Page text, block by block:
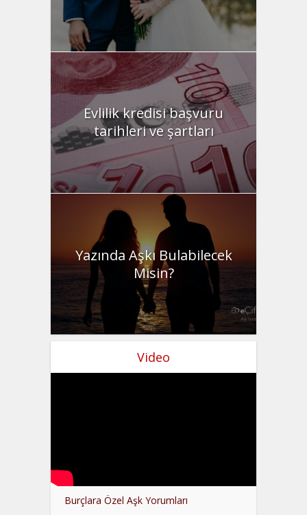
Evlilik kredisi başvuru
tarihleri ve şartları
Yazında Aşkı Bulabilecek
Misin?
Video
Burçlara Özel Aşk Yorumları